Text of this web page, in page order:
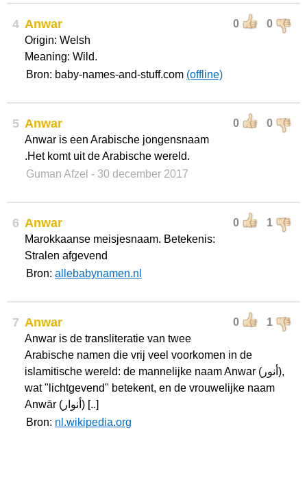
4 0 0
Anwar
Origin: Welsh
Meaning: Wild.
Bron: baby-names-and-stuff.com (offline)
5 0 0
Anwar
Anwar is een Arabische jongensnaam
.Het komt uit de Arabische wereld.
Guman Afzel - 30 december 2017
6 0 1
Anwar
Marokkaanse meisjesnaam. Betekenis:
Stralen afgevend
Bron: allebabynamen.nl
7 0 1
Anwar
Anwar is de transliteratie van twee
Arabische namen die vrij veel voorkomen in de
islamitische wereld: de mannelijke naam Anwar (أنور),
wat "lichtgevend" betekent, en de vrouwelijke naam
Anwār (أنوار) [..]
Bron: nl.wikipedia.org